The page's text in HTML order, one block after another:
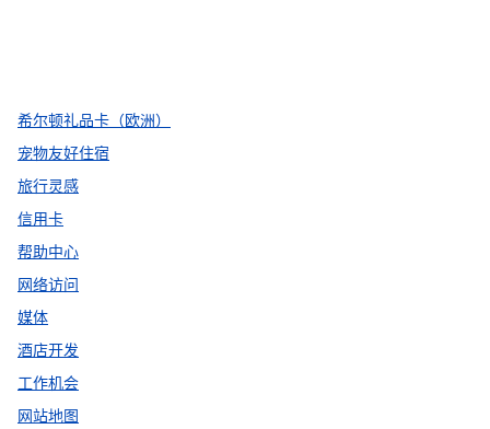
希尔顿礼品卡（欧洲）
宠物友好住宿
旅行灵感
信用卡
帮助中心
网络访问
媒体
酒店开发
工作机会
网站地图